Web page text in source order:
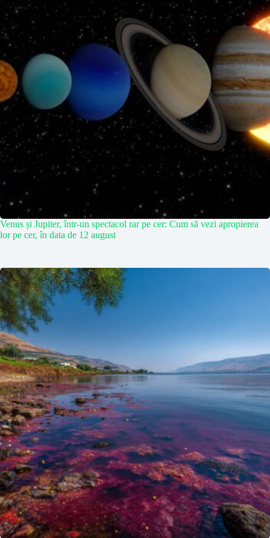
Venus și Jupiter, într-un spectacol rar pe cer: Cum să vezi apropierea
lor pe cer, în data de 12 august